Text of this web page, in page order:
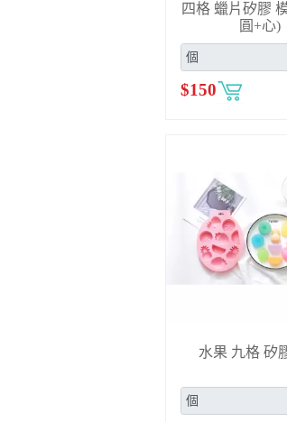
四格 蠟片矽膠
圓+心)
$150
水果 九格 矽